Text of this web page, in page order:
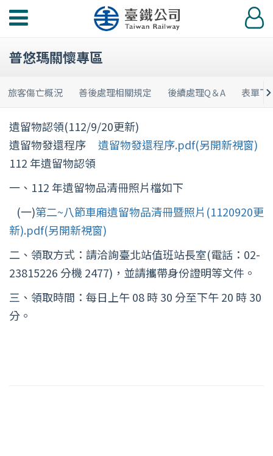
功
選
登
入
普悠瑪關懷專區
旅客傷亡概況 善後處理相關規定 後續處理Q＆A 表單下
遺留物認領(112/9/20更新)
遺留物發還程序
遺留物發還程序.pdf(另開新視窗)
112 年遺留物認領
一、112 年遺留物品清冊照片檔如下
(一)第二~八節車廂遺留物品清冊暨照片(1120920更
新).pdf(另開新視窗)
二、領取方式：請洽詢臺北站值班站長室(電話：02-
23815226 分機 2477)，並請攜帶身份證明等文件。
三、領取時間：每日上午 08 時 30 分至下午 20 時 30
分。